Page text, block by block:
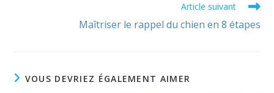
Article suivant
Maîtriser le rappel du chien en 8 étapes
VOUS DEVRIEZ ÉGALEMENT AIMER